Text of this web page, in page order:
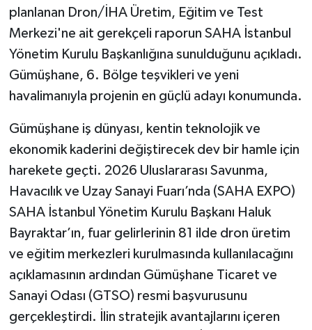
planlanan Dron/İHA Üretim, Eğitim ve Test
Merkezi'ne ait gerekçeli raporun SAHA İstanbul
Yönetim Kurulu Başkanlığına sunulduğunu açıkladı.
Gümüşhane, 6. Bölge teşvikleri ve yeni
havalimanıyla projenin en güçlü adayı konumunda.
Gümüşhane iş dünyası, kentin teknolojik ve
ekonomik kaderini değiştirecek dev bir hamle için
harekete geçti. 2026 Uluslararası Savunma,
Havacılık ve Uzay Sanayi Fuarı’nda (SAHA EXPO)
SAHA İstanbul Yönetim Kurulu Başkanı Haluk
Bayraktar’ın, fuar gelirlerinin 81 ilde dron üretim
ve eğitim merkezleri kurulmasında kullanılacağını
açıklamasının ardından Gümüşhane Ticaret ve
Sanayi Odası (GTSO) resmi başvurusunu
gerçekleştirdi. İlin stratejik avantajlarını içeren